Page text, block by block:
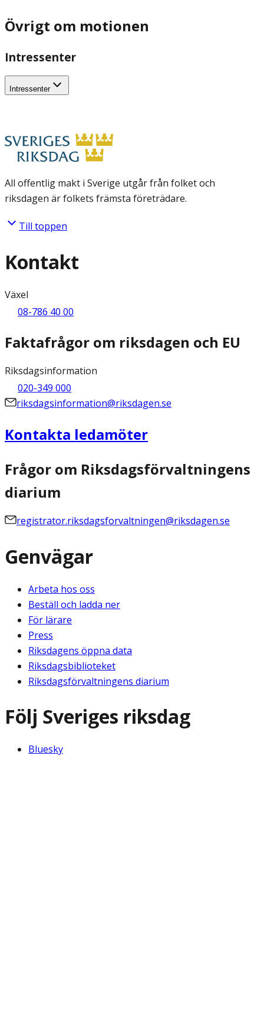
Övrigt om motionen
Intressenter
Intressenter
All offentlig makt i Sverige utgår från folket och
riksdagen är folkets främsta företrädare.
Till toppen
Kontakt
Växel
08-786 40 00
Faktafrågor om riksdagen och EU
Riksdagsinformation
020-349 000
riksdagsinformation@riksdagen.se
Kontakta ledamöter
Frågor om Riksdagsförvaltningens
diarium
registrator.riksdagsforvaltningen@riksdagen.se
Genvägar
Arbeta hos oss
Beställ och ladda ner
För lärare
Press
Riksdagens öppna data
Riksdagsbiblioteket
Riksdagsförvaltningens diarium
Följ Sveriges riksdag
Bluesky